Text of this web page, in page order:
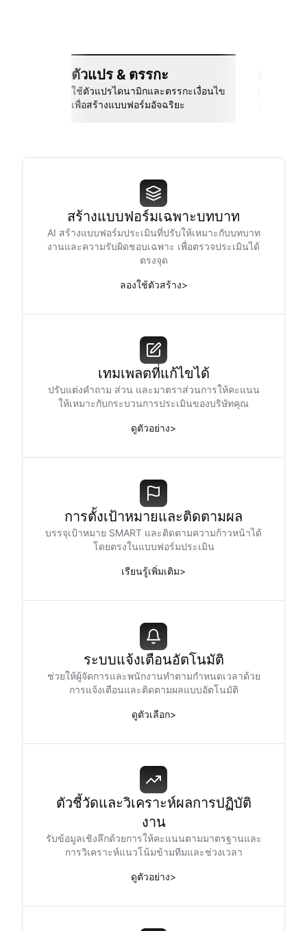
ตัวแปร & ตรรกะ
ใช้ตัวแปรไดนามิกและตรรกะเงื่อนไข
เพื่อสร้างแบบฟอร์มอัจฉริยะ
สร้างแบบฟอร์มเฉพาะบทบาท
AI สร้างแบบฟอร์มประเมินที่ปรับให้เหมาะกับบทบาท
งานและความรับผิดชอบเฉพาะ เพื่อตรวจประเมินได้
ตรงจุด
ลองใช้ตัวสร้าง>
เทมเพลตที่แก้ไขได้
ปรับแต่งคำถาม ส่วน และมาตราส่วนการให้คะแนน
ให้เหมาะกับกระบวนการประเมินของบริษัทคุณ
ดูตัวอย่าง>
การตั้งเป้าหมายและติดตามผล
บรรจุเป้าหมาย SMART และติดตามความก้าวหน้าได้
โดยตรงในแบบฟอร์มประเมิน
เรียนรู้เพิ่มเติม>
ระบบแจ้งเตือนอัตโนมัติ
ช่วยให้ผู้จัดการและพนักงานทำตามกำหนดเวลาด้วย
การแจ้งเตือนและติดตามผลแบบอัตโนมัติ
ดูตัวเลือก>
ตัวชี้วัดและวิเคราะห์ผลการปฏิบัติ
งาน
รับข้อมูลเชิงลึกด้วยการให้คะแนนตามมาตรฐานและ
การวิเคราะห์แนวโน้มข้ามทีมและช่วงเวลา
ดูตัวอย่าง>